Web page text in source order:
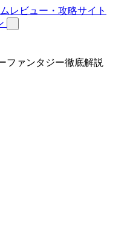
ファンタジー徹底解説